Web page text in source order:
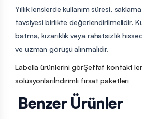
Yıllık lenslerde kullanım süresi,
tavsiyesi birlikte değerlendirilmelidir.
batma, kızarıklık veya rahatsızlık
ve uzman görüşü alınmalıdır.
Labella ürünlerini görŞeffaf kontakt
solüsyonlarıİndirimli fırsat paketleri
Benzer Ürünler